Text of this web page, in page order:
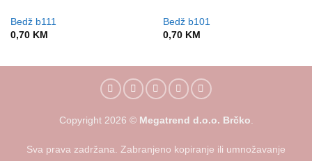
Bedž b111
0,70 KM
Bedž b101
0,70 KM
Copyright 2026 © Megatrend d.o.o. Brčko.
Sva prava zadržana. Zabranjeno kopiranje ili umnožavanje